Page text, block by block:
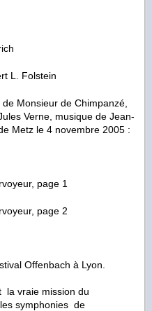
L. Folstein
de Monsieur de Chimpanzé
Verne, musique de Jean-
Metz le 4 novembre 2005 :
page 1
page 2
Offenbach à Lyon.
la vraie mission du
symphonies de